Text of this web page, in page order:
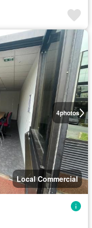
4photos
Local Commercial